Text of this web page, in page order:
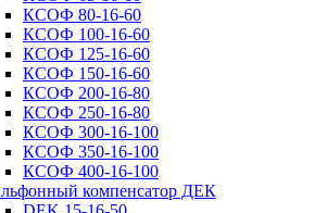
КСОФ 80-16-60
КСОФ 100-16-60
КСОФ 125-16-60
КСОФ 150-16-60
КСОФ 200-16-80
КСОФ 250-16-80
КСОФ 300-16-100
КСОФ 350-16-100
КСОФ 400-16-100
компенсатор ДЕК